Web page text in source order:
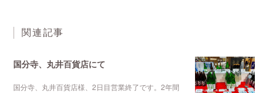
関連記事
国分寺、丸井百貨店にて
国分寺、丸井百貨店様、2日目営業終了です。2年間